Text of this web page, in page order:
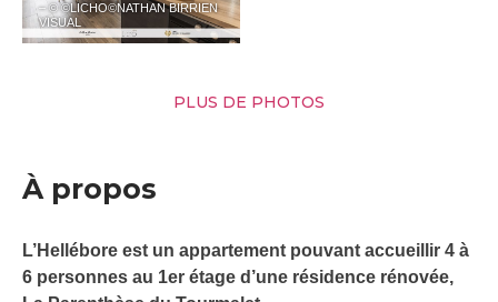
– © ©LICHO©NATHAN BIRRIEN
VISUAL
PLUS DE PHOTOS
À propos
L’Hellébore est un appartement pouvant accueillir 4 à
6 personnes au 1er étage d’une résidence rénovée,